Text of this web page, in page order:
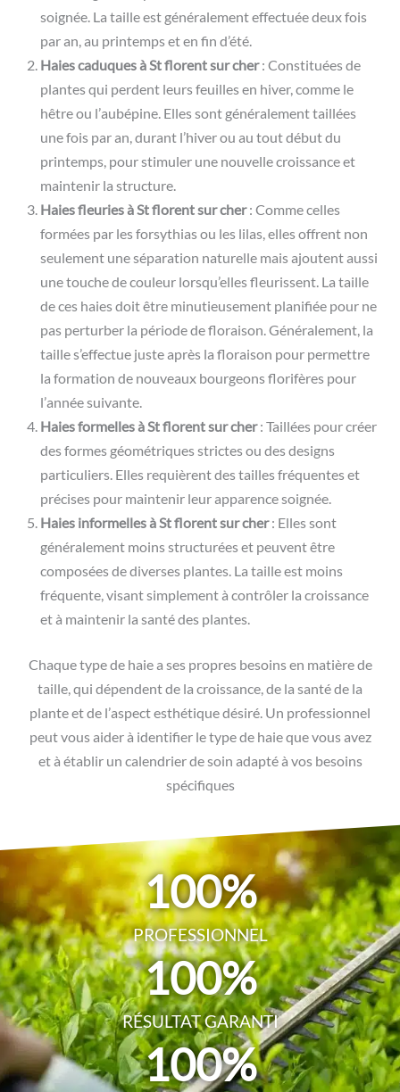
soignée. La taille est généralement effectuée deux fois
par an, au printemps et en fin d’été.
Haies caduques à St florent sur cher: Constituées de
plantes qui perdent leurs feuilles en hiver, comme le
hêtre ou l’aubépine. Elles sont généralement taillées
une fois par an, durant l’hiver ou au tout début du
printemps, pour stimuler une nouvelle croissance et
maintenir la structure.
Haies fleuries à St florent sur cher: Comme celles
formées par les forsythias ou les lilas, elles offrent non
seulement une séparation naturelle mais ajoutent aussi
une touche de couleur lorsqu’elles fleurissent. La taille
de ces haies doit être minutieusement planifiée pour ne
pas perturber la période de floraison. Généralement, la
taille s’effectue juste après la floraison pour permettre
la formation de nouveaux bourgeons florifères pour
l’année suivante.
Haies formelles à St florent sur cher: Taillées pour créer
des formes géométriques strictes ou des designs
particuliers. Elles requièrent des tailles fréquentes et
précises pour maintenir leur apparence soignée.
Haies informelles à St florent sur cher: Elles sont
généralement moins structurées et peuvent être
composées de diverses plantes. La taille est moins
fréquente, visant simplement à contrôler la croissance
et à maintenir la santé des plantes.
Chaque type de haie a ses propres besoins en matière de
taille, qui dépendent de la croissance, de la santé de la
plante et de l’aspect esthétique désiré. Un professionnel
peut vous aider à identifier le type de haie que vous avez
et à établir un calendrier de soin adapté à vos besoins
spécifiques
PROFESSIONNEL
100%
RÉSULTAT GARANTI
100%
100%